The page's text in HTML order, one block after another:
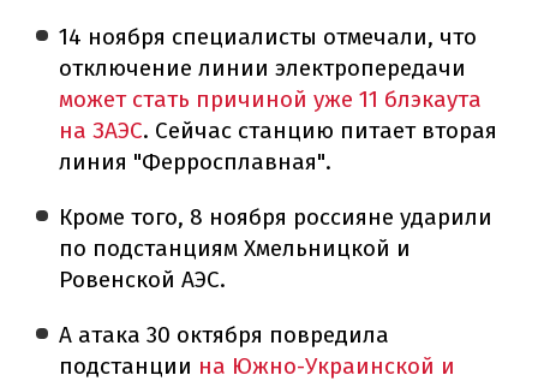
14 ноября специалисты отмечали, что
отключение линии электропередачи
может стать причиной уже 11 блэкаута
на ЗАЭС. Сейчас станцию питает вторая
линия "Ферросплавная".
Кроме того, 8 ноября россияне ударили
по подстанциям Хмельницкой и
Ровенской АЭС.
А атака 30 октября повредила
подстанции на Южно-Украинской и